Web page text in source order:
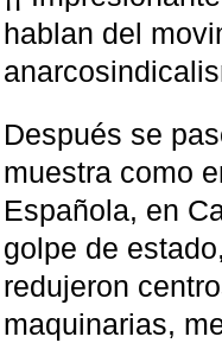
hablan del
Después se
muestra como
Española, en
golpe de
redujeron
maquinarias,